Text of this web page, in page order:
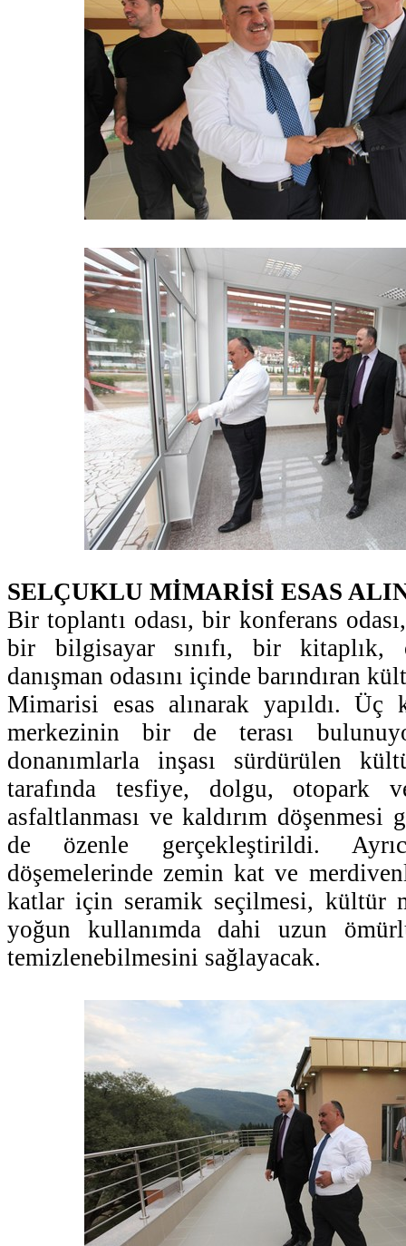
SELÇUKLU MİMARİSİ ESAS
Bir toplantı odası, bir konferans
bir bilgisayar sınıfı, bir kitaplık,
danışman odasını içinde barındıran
Mimarisi esas alınarak yapıldı. Üç
merkezinin bir de terası
donanımlarla inşası sürdürülen
tarafında tesfiye, dolgu, otopark
asfaltlanması ve kaldırım
de özenle gerçekleştirildi.
döşemelerinde zemin kat ve
katlar için seramik seçilmesi, kültür
yoğun kullanımda dahi uzun
temizlenebilmesini sağlayacak.